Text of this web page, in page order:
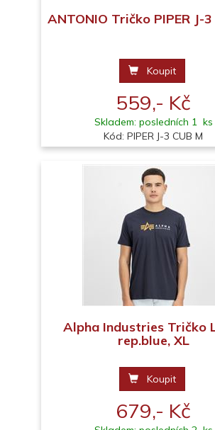
ANTONIO Tričko PIPER J-3
Koupit
559,- Kč
Skladem: posledních 1 ks
Kód: PIPER J-3 CUB M
Alpha Industries Tričko
rep.blue, XL
Koupit
679,- Kč